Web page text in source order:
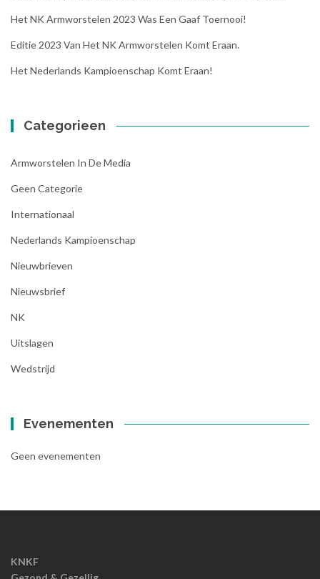
Het NK Armworstelen 2023 Was Een Gaaf Toernooi!
Editie 2023 Van Het NK Armworstelen Komt Eraan.
Het Nederlands Kampioenschap Komt Eraan!
Categorieen
Armworstelen In De Media
Geen Categorie
Internationaal
Nederlands Kampioenschap
Nieuwbrieven
Nieuwsbrief
NK
Uitslagen
Wedstrijd
Evenementen
Geen evenementen
KNKF